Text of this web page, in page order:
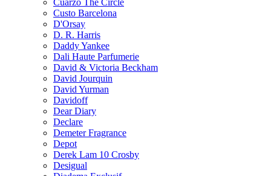
Custo Barcelona
D'Orsay
D. R. Harris
Daddy Yankee
Dali Haute Parfumerie
David & Victoria Beckham
David Jourquin
David Yurman
Davidoff
Dear Diary
Declare
Demeter Fragrance
Depot
Derek Lam 10 Crosby
Desigual